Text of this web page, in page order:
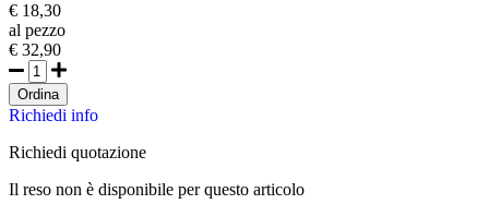
€ 18,30
al pezzo
€ 32,90
Ordina
Richiedi info
Richiedi quotazione
Il reso non è disponibile per questo articolo